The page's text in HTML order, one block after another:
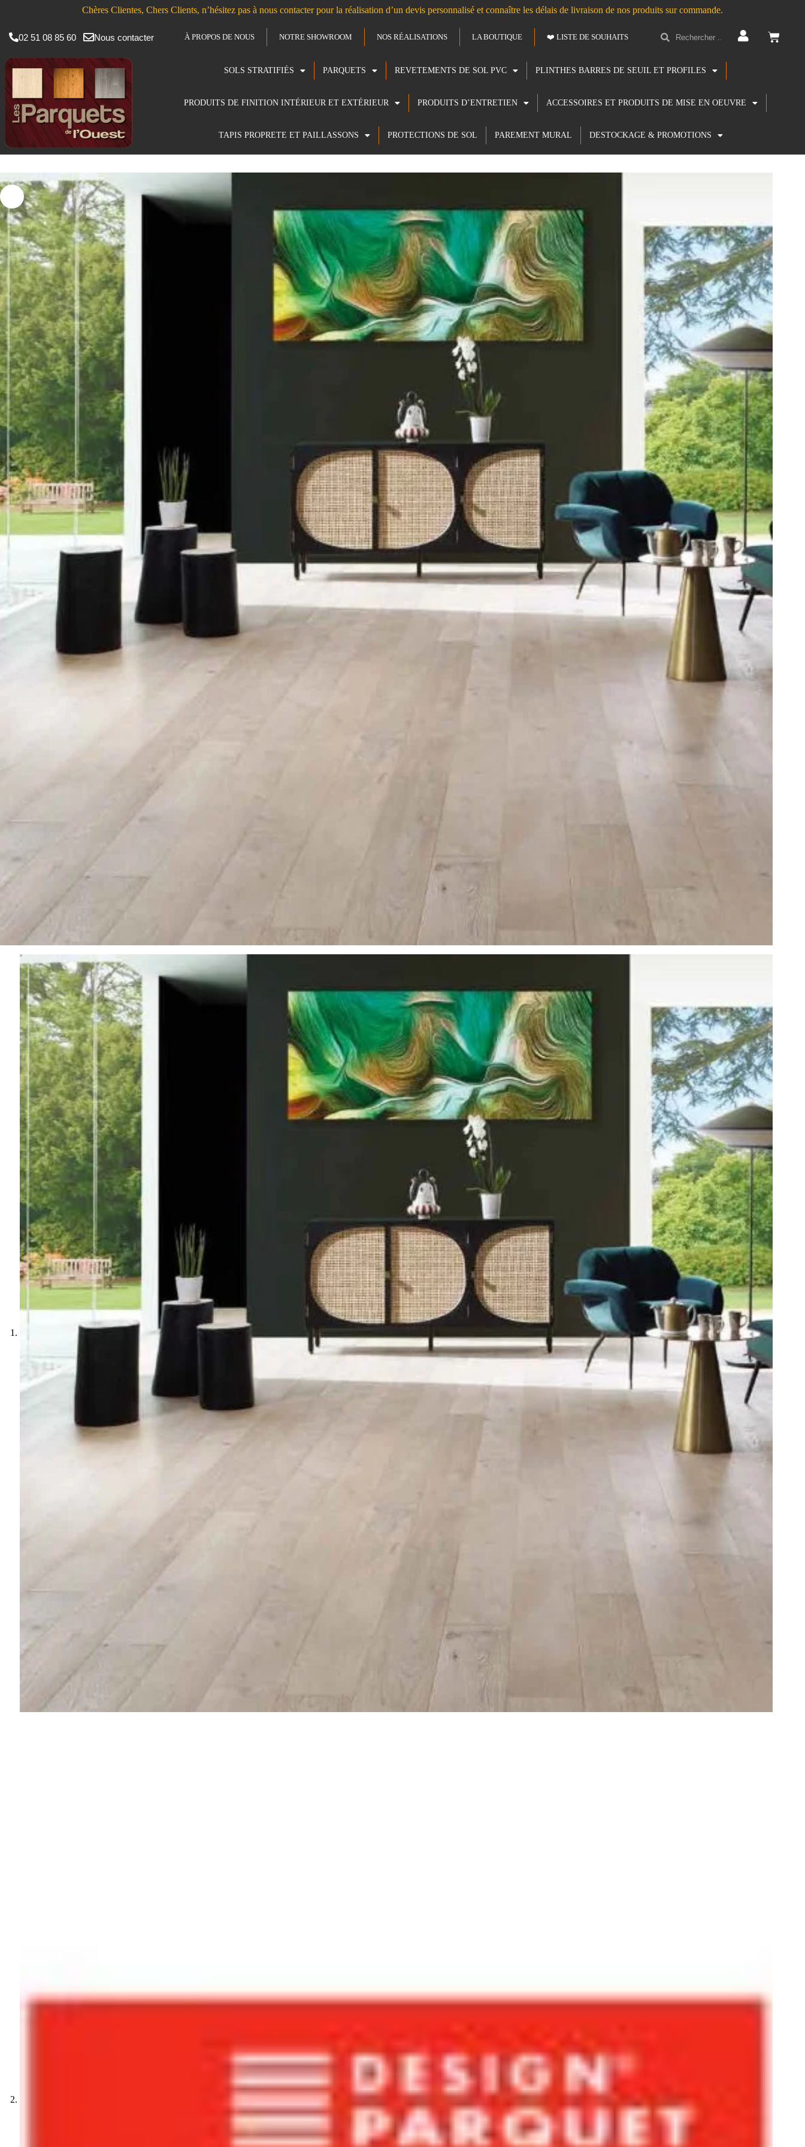
Chères Clientes, Chers Clients, n’hésitez pas à nous contacter pour la réalisation d’un devis personnalisé et connaître les délais de livraison de nos produits sur commande.
02 51 08 85 60 Nous contacter À PROPOS DE NOUS NOTRE SHOWROOM NOS RÉALISATIONS LA BOUTIQUE ❤️ LISTE DE SOUHAITS
SOLS STRATIFIÉS PARQUETS REVETEMENTS DE SOL PVC PLINTHES BARRES DE SEUIL ET PROFILES
PRODUITS DE FINITION INTÉRIEUR ET EXTÉRIEUR PRODUITS D’ENTRETIEN ACCESSOIRES ET PRODUITS DE MISE EN OEUVRE
TAPIS PROPRETE ET PAILLASSONS PROTECTIONS DE SOL PAREMENT MURAL DESTOCKAGE & PROMOTIONS